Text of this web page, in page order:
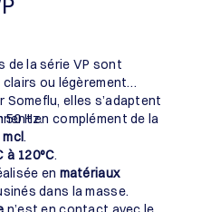
de la série VP sont
ou légèrement
Someflu, elles s’adaptent
en complément de la
50 Hz.
mcl.
à 120°C.
en matériaux
dans la masse.